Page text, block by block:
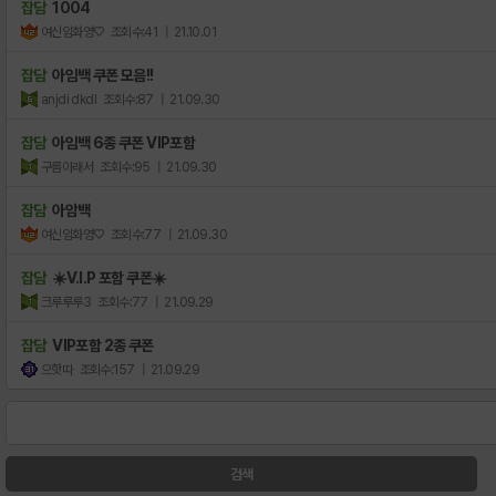
잡담 1004
여신임화영♡ 조회수:41 | 21.10.01
잡담 아임백 쿠폰 모음!!
anjdi dkdl 조회수:87 | 21.09.30
잡담 아임백 6종 쿠폰 VIP포함
구름아래서 조회수:95 | 21.09.30
잡담 아암백
여신임화영♡ 조회수:77 | 21.09.30
잡담 ☀️V.I.P 포함 쿠폰☀️
크루루루3 조회수:77 | 21.09.29
잡담 VIP포함 2종 쿠폰
으핫따 조회수:157 | 21.09.29
검색